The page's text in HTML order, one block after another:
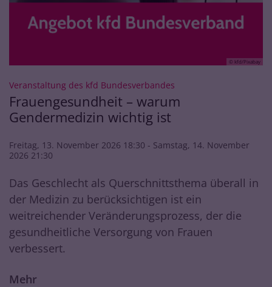
© kfd/Pixabay
Veranstaltung des kfd Bundesverbandes
Frauengesundheit – warum
Gendermedizin wichtig ist
Freitag, 13. November 2026 18:30 - Samstag, 14. November
2026 21:30
Das Geschlecht als Querschnittsthema überall in
der Medizin zu berücksichtigen ist ein
weitreichender Veränderungsprozess, der die
gesundheitliche Versorgung von Frauen
verbessert.
Mehr